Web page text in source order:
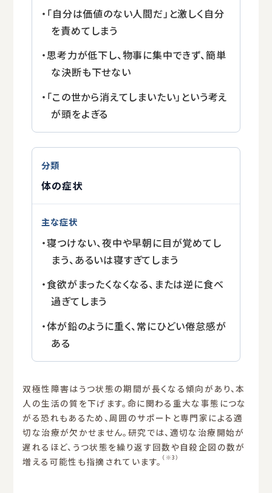
・「自分は価値のない人間だ」と激しく自分
を責めてしまう
・思考力が低下し、物事に集中できず、簡単
な決断も下せない
・「この世から消えてしまいたい」という考え
が頭をよぎる
体の症状
・寝つけない、夜中や早朝に目が覚めてし
まう、あるいは寝すぎてしまう
・食欲がまったくなくなる、または逆に食べ
過ぎてしまう
・体が鉛のように重く、常にひどい倦怠感が
ある
双極性障害はうつ状態の期間が長くなる傾向があり、本
人の生活の質を下げます。命に関わる重大な事態につな
がる恐れもあるため、周囲のサポートと専門家による適
切な治療が欠かせません。研究では、適切な治療開始が
遅れるほど、うつ状態を繰り返す回数や自殺企図の数が
増える可能性も指摘されています。 （※3）